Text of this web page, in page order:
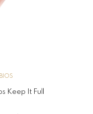
Keep It Full